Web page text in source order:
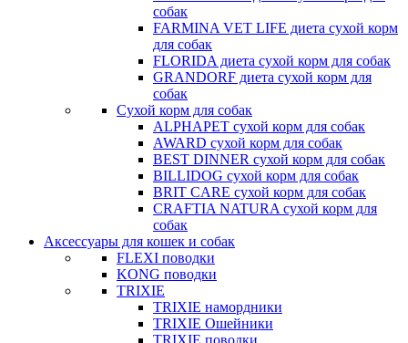
собак
FARMINA VET LIFE диета сухой корм
для собак
FLORIDA диета сухой корм для собак
GRANDORF диета сухой корм для
собак
Сухой корм для собак
ALPHAPET сухой корм для собак
AWARD сухой корм для собак
BEST DINNER сухой корм для собак
BILLIDOG cухой корм для собак
BRIT CARE сухой корм для собак
CRAFTIA NATURA сухой корм для
собак
Аксессуары для кошек и собак
FLEXI поводки
KONG поводки
TRIXIE
TRIXIE намордники
TRIXIE Ошейники
TRIXIE поводки